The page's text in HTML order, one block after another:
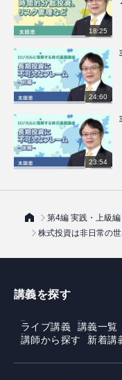
18:25
24:60
23:54
第4編 実践・上級編
株式投資は非日常の
講義を探す
ライブ講義 講義一覧
講師から探す
新着講